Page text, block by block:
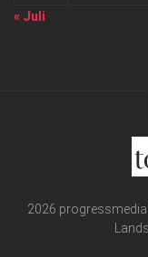
« Juli
2026 progressmedia